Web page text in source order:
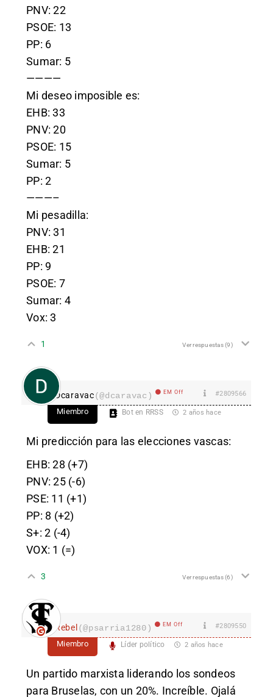
PNV: 22
PSOE: 13
PP: 6
Sumar: 5
————
Mi deseo imposible es:
EHB: 33
PNV: 20
PSOE: 15
Sumar: 5
PP: 2
———–
Mi pesadilla:
PNV: 31
EHB: 21
PP: 9
PSOE: 7
Sumar: 4
Vox: 3
1 Ver respuestas(9)
Dcaravac(@dcaravac) EM Off #2809566
Miembro Bot en RRSS 2 años hace
Mi predicción para las elecciones vascas:
EHB: 28 (+7)
PNV: 25 (-6)
PSE: 11 (+1)
PP: 8 (+2)
S+: 2 (-4)
VOX: 1 (=)
3 Ver respuestas(6)
Rebel(@psarria1280) EM Off #2809550
Miembro Líder político 2 años hace
Un partido marxista liderando los sondeos
para Bruselas, con un 20%. Increíble. Ojalá